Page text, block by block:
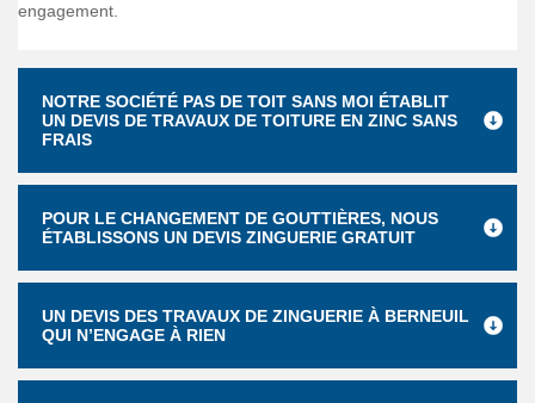
engagement.
NOTRE SOCIÉTÉ PAS DE TOIT SANS MOI ÉTABLIT
UN DEVIS DE TRAVAUX DE TOITURE EN ZINC SANS
FRAIS
POUR LE CHANGEMENT DE GOUTTIÈRES, NOUS
ÉTABLISSONS UN DEVIS ZINGUERIE GRATUIT
UN DEVIS DES TRAVAUX DE ZINGUERIE À BERNEUIL
QUI N’ENGAGE À RIEN